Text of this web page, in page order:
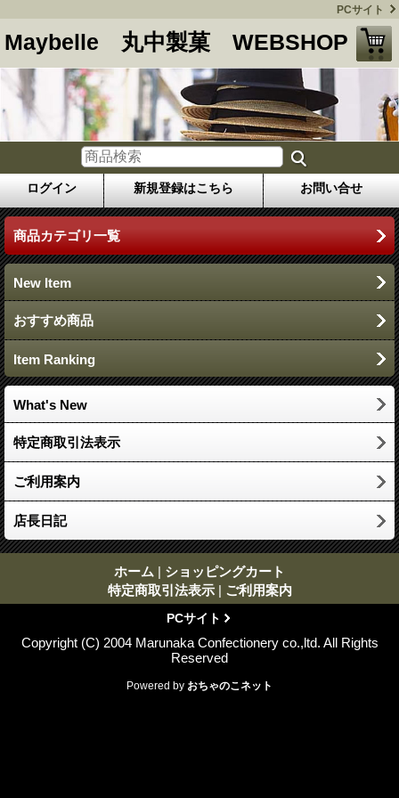
PCサイト
Maybelle 丸中製菓 WEBSHOP
ログイン 新規登録はこちら お問い合せ
商品カテゴリ一覧
New Item
おすすめ商品
Item Ranking
What's New
特定商取引法表示
ご利用案内
店長日記
ホーム | ショッピングカート
特定商取引法表示 | ご利用案内
PCサイト
Copyright (C) 2004 Marunaka Confectionery co.,ltd. All Rights
Reserved
Powered by おちゃのこネット